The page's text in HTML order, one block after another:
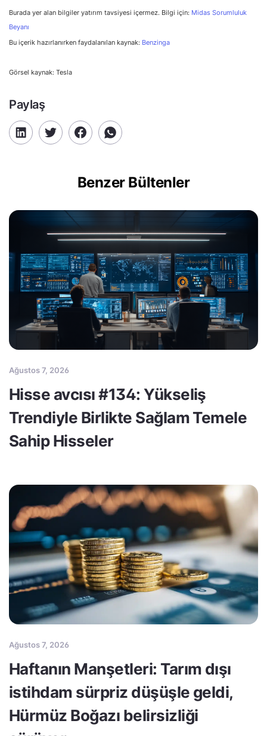
Burada yer alan bilgiler yatırım tavsiyesi içermez. Bilgi için: Midas Sorumluluk
Beyanı
Bu içerik hazırlanırken faydalanılan kaynak: Benzinga
Görsel kaynak: Tesla
Paylaş
Benzer Bültenler
Ağustos 7, 2026
Hisse avcısı #134: Yükseliş
Trendiyle Birlikte Sağlam Temele
Sahip Hisseler
Ağustos 7, 2026
Haftanın Manşetleri: Tarım dışı
istihdam sürpriz düşüşle geldi,
Hürmüz Boğazı belirsizliği